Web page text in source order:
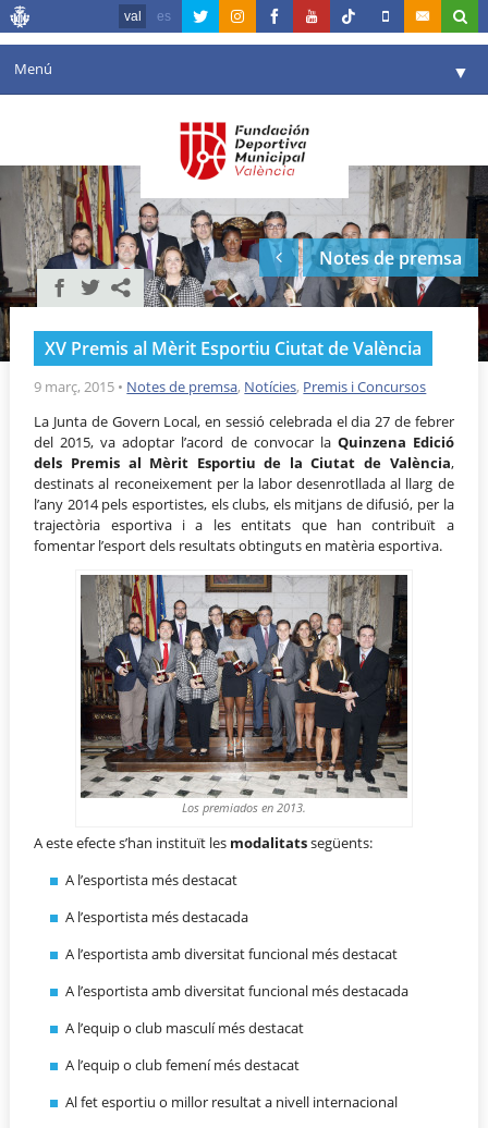
val es
Menú ▼
Agenda
Instal·lacions ▼
Comunicació ▼
València en esport
Portal de Transparència
Notes de premsa
XV Premis al Mèrit Esportiu Ciutat de València
9 març, 2015 • Notes de premsa, Notícies, Premis i Concursos
La Junta de Govern Local, en sessió celebrada el dia 27 de febrer
del 2015, va adoptar l’acord de convocar la Quinzena Edició
dels Premis al Mèrit Esportiu de la Ciutat de València,
destinats al reconeixement per la labor desenrotllada al llarg de
l’any 2014 pels esportistes, els clubs, els mitjans de difusió, per la
trajectòria esportiva i a les entitats que han contribuït a
fomentar l’esport dels resultats obtinguts en matèria esportiva.
Los premiados en 2013.
A este efecte s’han instituït les modalitatssegüents:
A l’esportista més destacat
A l’esportista més destacada
A l’esportista amb diversitat funcional més destacat
A l’esportista amb diversitat funcional més destacada
A l’equip o club masculí més destacat
A l’equip o club femení més destacat
Al fet esportiu o millor resultat a nivell internacional